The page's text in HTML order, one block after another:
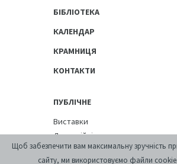
БІБЛІОТЕКА
КАЛЕНДАР
КРАМНИЦЯ
КОНТАКТИ
ПУБЛІЧНЕ
Виставки
Дискусійні програми
[розархівування]
Щоб забезпечити вам максимальну зручність
сайту, ми використовуємо файли cookie.